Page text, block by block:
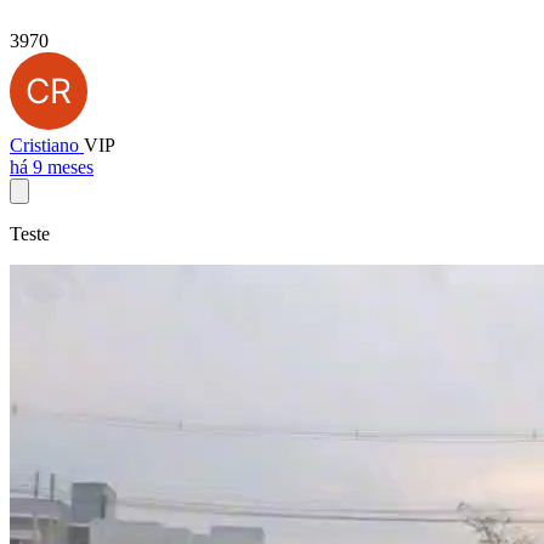
3970
Cristiano VIP
há 9 meses
Teste